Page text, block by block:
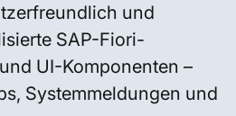
und
SAP-Fiori-
UI-Komponenten –
Systemmeldungen und